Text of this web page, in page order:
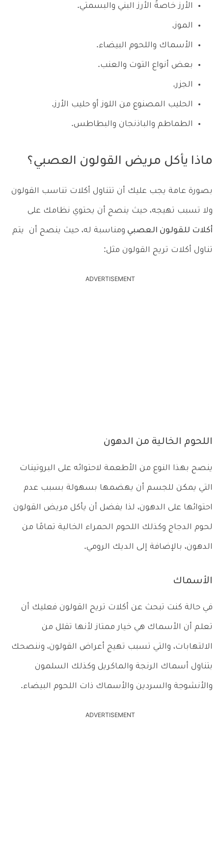
الأرز خاصةً الأرز البني والبسمتي.
الموز.
الأسماك واللحوم البيضاء.
بعض أنواع التوت والعنب.
الجزر.
الحليب المصنوع من اللوز أو حليب الأرز.
الطماطم والباذنجان والبطاطس.
ماذا يأكل مريض القولون العصبي؟
بصورة عامة يجب عليك أن تتناول أكلات تناسب القولون
ولا تسبب تهيجه، حيث ينصح أن يحتوي نظامك على
أكلات للقولون العصبي ومناسبة له، حيث ينصح أن يتم
تناول أكلات تريح القولون مثل:
ADVERTISEMENT
اللحوم الخالية من الدهون
ينصح بهذا النوع من الأطعمة لاحتوائه على البروتينات
التي يمكن للجسم أن يهضمها بسهولة بسبب عدم
احتوائها على الدهون، لذا يفضل أن يأكل مريض القولون
لحوم الدجاج وكذلك اللحوم الحمراء الخالية تمامًا من
الدهون، بالإضافة إلى الديك الرومي.
الأسماك
في حالة كنت تبحث عن أكلات تريح القولون فعليك أن
تعلم أن الأسماك هي خيار ممتاز لأنها تقلل من
الالتهابات، والتي تسبب تهيج أعراض القولون، وننصحك
بتناول أسماك الرنجة والماكريل وكذلك السلمون
والأنشوجة والسردين والأسماك ذات اللحوم البيضاء.
ADVERTISEMENT